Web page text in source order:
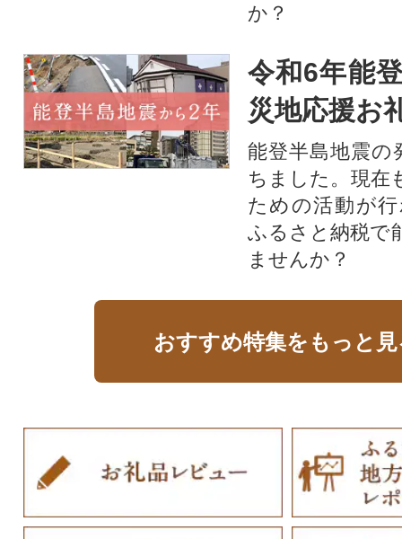
か？​
令和6年能
災地応援お
能登半島地震の
ちました。現在
ための活動が
ふるさと納税で
ませんか？
おすすめ特集をもっと